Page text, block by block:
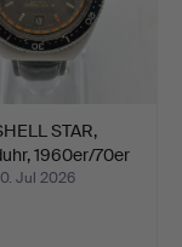
STAR,
1960er/70er
Jul 2026